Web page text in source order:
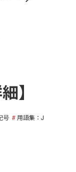
】
号 用語集：J